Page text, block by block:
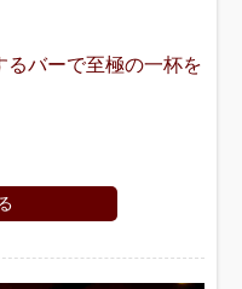
るバーで至極の一杯を